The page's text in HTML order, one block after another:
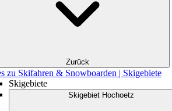
Zurück
zu Skifahren & Snowboarden | Skigebiete
Skigebiete
Skigebiet Hochoetz